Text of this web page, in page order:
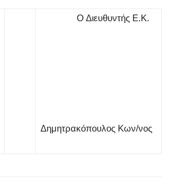
Ο Διευθυντής Ε.Κ.
Δημητρακόπουλος Κων/νος